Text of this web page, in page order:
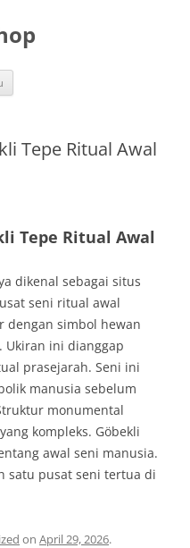
Tepe Ritual Awal
Tepe Ritual Awal
dikenal sebagai situs
seni ritual awal
dengan simbol hewan
ini dianggap
prasejarah. Seni ini
manusia sebelum
monumental
kompleks. Göbekli
awal seni manusia.
satu pusat seni tertua di
on April 29, 2026.